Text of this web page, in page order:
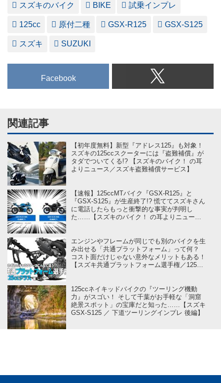
スズキのバイク BIKE 試乗インプレ
125cc 原付二種 GSX-R125 GSX-S125
スズキ SUZUKI
Facebook
関連記事
【初年度無料】新型『アドレス125』も対象！
スズキの125ccスクーターには『盗難補償』が
タダでついてくる!? 【スズキのバイク！ の耳
よりニュース／スズキ盗難補償サービス】
【速報】125ccMTバイク『GSX-R125』と
『GSX-S125』が生産終了!? 慌ててスズキさん
に電話したらもっと衝撃的な事実が判明し
た……【スズキのバイク！ の耳よりニュー
エンジンやフレームが同じでも別のバイクを生
み出せる「共通プラットフォーム」って何？
コスト面だけじゃない意外なメリットもある！
【スズキ共通プラットフォーム選手権／125cc
125ccネイキッドバイクの『ツーリング機動
力』がスゴい！ そして千葉がお手軽な「洞窟
絶景スポット」の宝庫だと知った……【スズキ
GSX-S125 ／ 下道ツーリングインプレ 後編】